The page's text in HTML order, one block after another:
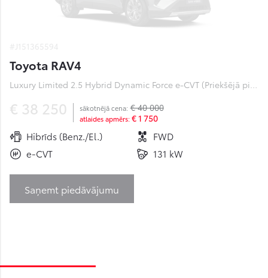
Toyota RAV4
Luxury Limited 2.5 Hybrid Dynamic Force e-CVT (Priekšējā piedziņa) (131 kW)
€ 38 250 sākotnējā cena: € 40 000
atlaides apmērs: € 1 750
Hibrīds (Benz./El.)
FWD
e-CVT
131 kW
Saņemt piedāvājumu